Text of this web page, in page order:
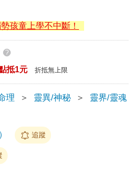
孩童上學不中斷！
?
抵1元 折抵無上限
理 ＞ 靈異/神秘 ＞ 靈界/靈魂
追蹤